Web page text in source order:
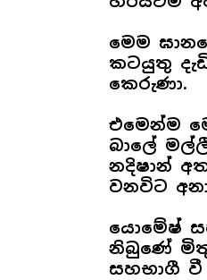
මෙම
කටයුතු
කෙරුණා.
එමෙන්ම
බාලේ
නදිෂාන්
වනවිට
යොමේෂ්
නිබුණේ
සහභාගී